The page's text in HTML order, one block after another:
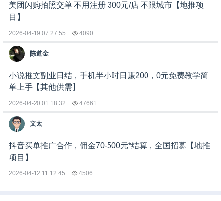
美团闪购拍照交单 不用注册 300元/店 不限城市【地推项
目】
2026-04-19 07:27:55 4090
陈道金
小说推文副业日结，手机半小时日赚200，0元免费教学简
单上手【其他供需】
2026-04-20 01:18:32 47661
文太
抖音买单推广合作，佣金70-500元*结算，全国招募【地推
项目】
2026-04-12 11:12:45 4506